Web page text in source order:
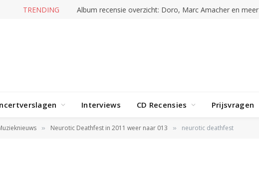
TRENDING Album recensie overzicht: Doro, Marc Amacher en meer
Interviews CD Recensies Prijsvragen
» Neurotic Deathfest in 2011 weer naar 013 » neurotic deathfest